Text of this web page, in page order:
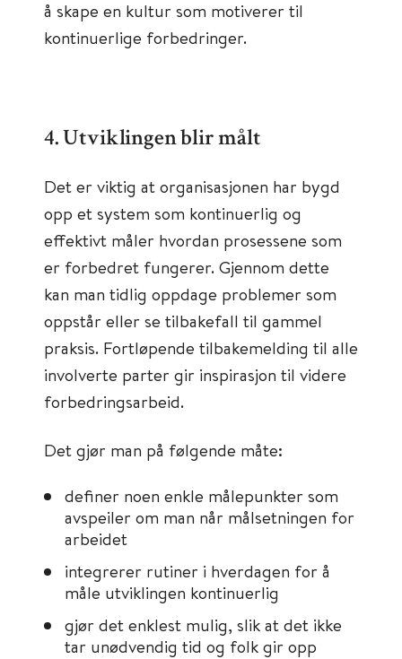
å skape en kultur som motiverer til
kontinuerlige forbedringer.
4. Utviklingen blir målt
Det er viktig at organisasjonen har bygd
opp et system som kontinuerlig og
effektivt måler hvordan prosessene som
er forbedret fungerer. Gjennom dette
kan man tidlig oppdage problemer som
oppstår eller se tilbakefall til gammel
praksis. Fortløpende tilbakemelding til alle
involverte parter gir inspirasjon til videre
forbedringsarbeid.
Det gjør man på følgende måte:
definer noen enkle målepunkter som
avspeiler om man når målsetningen for
arbeidet
integrerer rutiner i hverdagen for å
måle utviklingen kontinuerlig
gjør det enklest mulig, slik at det ikke
tar unødvendig tid og folk gir opp